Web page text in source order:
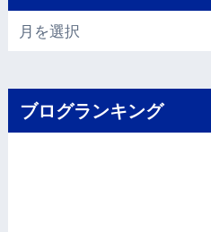
ブログランキング